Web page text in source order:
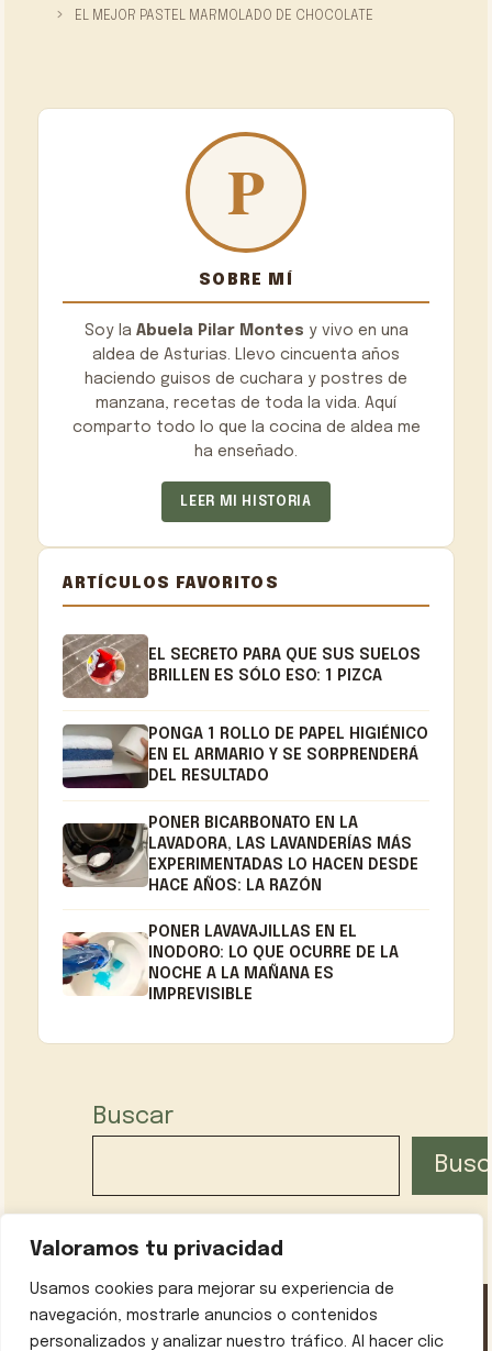
Valoramos tu privacidad
Usamos cookies para mejorar su experiencia de
navegación, mostrarle anuncios o contenidos
personalizados y analizar nuestro tráfico. Al hacer clic
EL MEJOR PASTEL MARMOLADO DE CHOCOLATE
SOBRE MÍ
Soy la Abuela Pilar Montes y vivo en una
aldea de Asturias. Llevo cincuenta años
haciendo guisos de cuchara y postres de
manzana, recetas de toda la vida. Aquí
comparto todo lo que la cocina de aldea me
ha enseñado.
LEER MI HISTORIA
ARTÍCULOS FAVORITOS
EL SECRETO PARA QUE SUS SUELOS
BRILLEN ES SÓLO ESO: 1 PIZCA
PONGA 1 ROLLO DE PAPEL HIGIÉNICO
EN EL ARMARIO Y SE SORPRENDERÁ
DEL RESULTADO
PONER BICARBONATO EN LA
LAVADORA, LAS LAVANDERÍAS MÁS
EXPERIMENTADAS LO HACEN DESDE
HACE AÑOS: LA RAZÓN
PONER LAVAVAJILLAS EN EL
INODORO: LO QUE OCURRE DE LA
NOCHE A LA MAÑANA ES
IMPREVISIBLE
Buscar